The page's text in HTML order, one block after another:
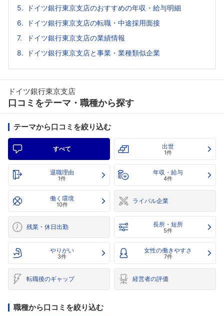
ドイツ銀行東京支店のおすすめの年収・給与明細
ドイツ銀行東京支店の転職・中途採用面接
ドイツ銀行東京支店の業績情報
ドイツ銀行東京支店と事業・業種類似企業
ドイツ銀行東京支店
口コミをテーマ・職種から探す
テーマから口コミを絞り込む
すべて 出世
1件
退職理由
1件
年収・給与
4件
働く環境
10件 ライバル企業
残業・休日出勤 長所・短所
5件
やりがい
3件
女性の働きやすさ
7件
転職後のギャップ 経営者の評価
職種から口コミを絞り込む